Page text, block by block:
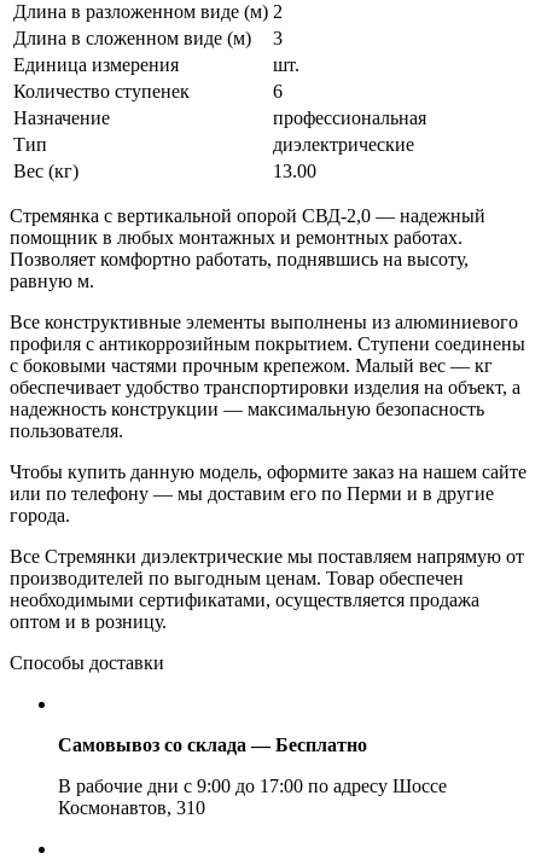
Длина в разложенном виде (м) 2
Длина в сложенном виде (м)
3
Единица измерения
шт.
Количество ступенек
6
Назначение
профессиональная
Тип
диэлектрические
Вес (кг)
13.00
Стремянка с вертикальной опорой СВД-2,0 — надежный
помощник в любых монтажных и ремонтных работах.
Позволяет комфортно работать, поднявшись на высоту,
равную м.
Все конструктивные элементы выполнены из алюминиевого
профиля с антикоррозийным покрытием. Ступени соединены
с боковыми частями прочным крепежом. Малый вес — кг
обеспечивает удобство транспортировки изделия на объект, а
надежность конструкции — максимальную безопасность
пользователя.
Чтобы купить данную модель, оформите заказ на нашем сайте
или по телефону — мы доставим его по Перми и в другие
города.
Все Стремянки диэлектрические мы поставляем напрямую от
производителей по выгодным ценам. Товар обеспечен
необходимыми сертификатами, осуществляется продажа
оптом и в розницу.
Способы доставки
Самовывоз со склада — Бесплатно
В рабочие дни с 9:00 до 17:00 по адресу Шоссе
Космонавтов, 310